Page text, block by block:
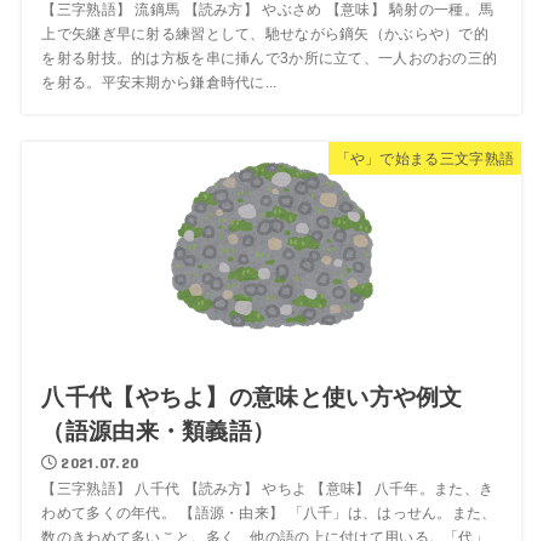
【三字熟語】 流鏑馬 【読み方】 やぶさめ 【意味】 騎射の一種。馬
上で矢継ぎ早に射る練習として、馳せながら鏑矢（かぶらや）で的
を射る射技。的は方板を串に挿んで3か所に立て、一人おのおの三的
を射る。平安末期から鎌倉時代に...
「や」で始まる三文字熟語
八千代【やちよ】の意味と使い方や例文
（語源由来・類義語）
2021.07.20
【三字熟語】 八千代 【読み方】 やちよ 【意味】 八千年。また、き
わめて多くの年代。 【語源・由来】 「八千」は、はっせん。また、
数のきわめて多いこと。多く、他の語の上に付けて用いる。「代」